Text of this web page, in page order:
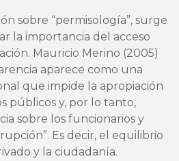
sobre “permisología”, surge
la importancia del acceso
Mauricio Merino (2005)
aparece como una
que impide la apropiación
públicos y, por lo tanto,
sobre los funcionarios y
Es decir, el equilibrio
y la ciudadanía.